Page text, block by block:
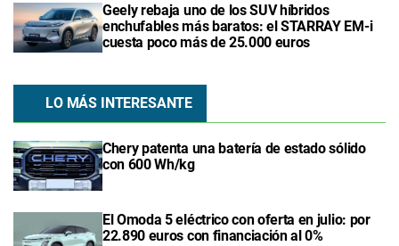
Geely rebaja uno de los SUV híbridos
enchufables más baratos: el STARRAY EM-i
cuesta poco más de 25.000 euros
LO MÁS INTERESANTE
Chery patenta una batería de estado sólido
con 600 Wh/kg
El Omoda 5 eléctrico con oferta en julio: por
22.890 euros con financiación al 0%